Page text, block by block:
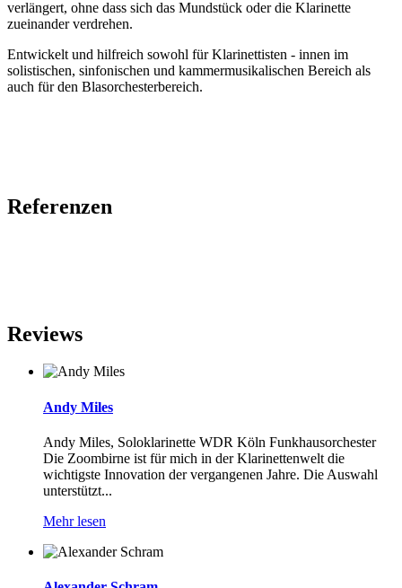
verlängert, ohne dass sich das Mundstück oder die Klarinette
zueinander verdrehen.
Entwickelt und hilfreich sowohl für Klarinettisten - innen im
solistischen, sinfonischen und kammermusikalischen Bereich als
auch für den Blasorchesterbereich.
Referenzen
Reviews
Andy Miles
Andy Miles, Soloklarinette WDR Köln Funkhausorchester
Die Zoombirne ist für mich in der Klarinettenwelt die
wichtigste Innovation der vergangenen Jahre. Die Auswahl
unterstützt...
Mehr lesen